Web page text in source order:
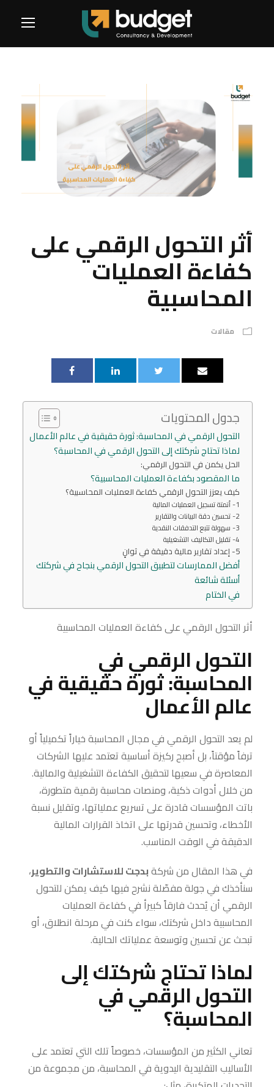
أثر التحول الرقمي على
كفاءة العمليات
المحاسبية
مقالات
جدول المحتويات
التحول الرقمي في المحاسبة: ثورة حقيقية في عالم الأعمال
لماذا تحتاج شركتك إلى التحول الرقمي في المحاسبة؟
الحل يكمن في التحول الرقمي:
ما المقصود بكفاءة العمليات المحاسبية؟
كيف يعزز التحول الرقمي كفاءة العمليات المحاسبية؟
1- أتمتة تسجيل العمليات المالية
2- تحسين دقة البيانات والتقارير
3- سهولة تتبع التدفقات النقدية
4- تقليل التكاليف التشغيلية
5- إعداد تقارير مالية دقيقة في ثوانٍ
أفضل الممارسات لتطبيق التحول الرقمي بنجاح في شركتك
أسئلة شائعة
في الختام
أثر التحول الرقمي على كفاءة العمليات المحاسبية
التحول الرقمي في
المحاسبة: ثورة حقيقية في
عالم الأعمال
لم يعد التحول الرقمي في مجال المحاسبة خياراً تكميلياً أو
ترفاً مؤقتاً، بل أصبح ركيزة أساسية تعتمد عليها الشركات
المعاصرة في سعيها لتحقيق الكفاءة التشغيلية والمالية.
من خلال أدوات ذكية، ومنصات محاسبة رقمية متطورة،
باتت المؤسسات قادرة على تسريع عملياتها، وتقليل نسبة
الأخطاء، وتحسين قدرتها على اتخاذ القرارات المالية
الدقيقة في الوقت المناسب.
في هذا المقال من شركةبدجت للاستشارات والتطوير،
سنأخذك في جولة مفصّلة نشرح فيها كيف يمكن للتحول
الرقمي أن يُحدث فارقاً كبيرأ في كفاءة العمليات
المحاسبية داخل شركتك، سواء كنت في مرحلة انطلاق، أو
تبحث عن تحسين وتوسعة عملياتك الحالية.
لماذا تحتاج شركتك إلى
التحول الرقمي في
المحاسبة؟
تعاني الكثير من المؤسسات، خصوصاً تلك التي تعتمد على
الأساليب التقليدية اليدوية في المحاسبة، من مجموعة من